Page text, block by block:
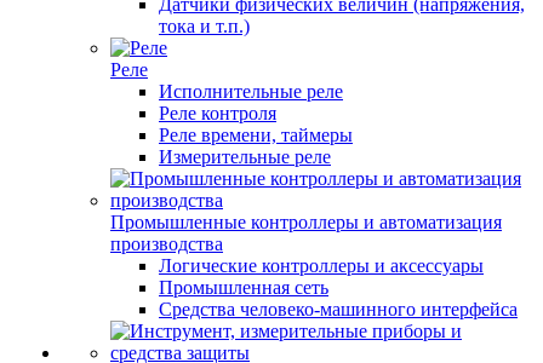
Датчики физических величин (напряжения,
тока и т.п.)
Реле
Исполнительные реле
Реле контроля
Реле времени, таймеры
Измерительные реле
Промышленные контроллеры и автоматизация
производства
Логические контроллеры и аксессуары
Промышленная сеть
Средства человеко-машинного интерфейса